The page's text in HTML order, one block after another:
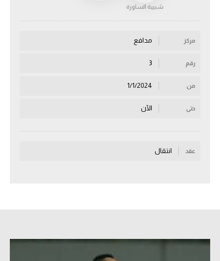
أقسام
سعودي في الجول
شبيبة الساورة‎‎
مركز مدافع
رقم
من
حتى الآن
عقد انتقال